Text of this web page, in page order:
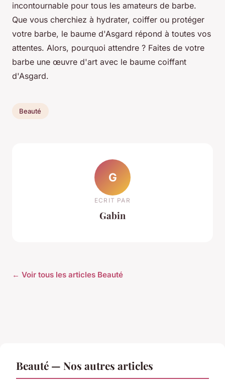
incontournable pour tous les amateurs de barbe.
Que vous cherchiez à hydrater, coiffer ou protéger
votre barbe, le baume d'Asgard répond à toutes vos
attentes. Alors, pourquoi attendre ? Faites de votre
barbe une œuvre d'art avec le baume coiffant
d'Asgard.
Beauté
G
ECRIT PAR
Gabin
← Voir tous les articles Beauté
Beauté — Nos autres articles